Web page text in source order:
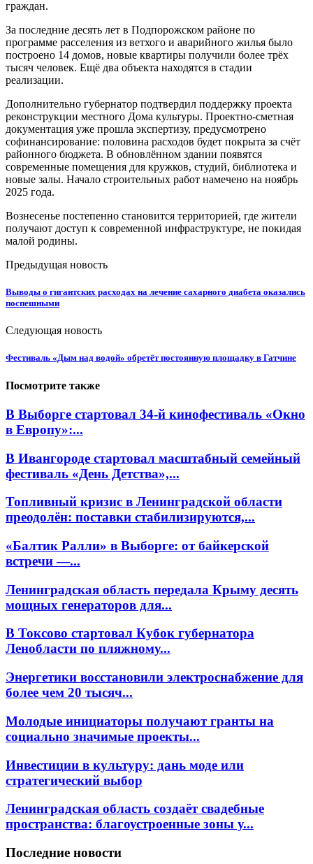
граждан.
За последние десять лет в Подпорожском районе по
программе расселения из ветхого и аварийного жилья было
построено 14 домов, новые квартиры получили более трёх
тысяч человек. Ещё два объекта находятся в стадии
реализации.
Дополнительно губернатор подтвердил поддержку проекта
реконструкции местного Дома культуры. Проектно-сметная
документация уже прошла экспертизу, предусмотрено
софинансирование: половина расходов будет покрыта за счёт
районного бюджета. В обновлённом здании появятся
современные помещения для кружков, студий, библиотека и
новые залы. Начало строительных работ намечено на ноябрь
2025 года.
Вознесенье постепенно становится территорией, где жители
получают доступ к современной инфраструктуре, не покидая
малой родины.
Предыдущая новость
Выводы о гигантских расходах на лечение сахарного диабета оказались
поспешными
Следующая новость
Фестиваль «Дым над водой» обретёт постоянную площадку в Гатчине
Посмотрите также
В Выборге стартовал 34-й кинофестиваль «Окно
в Европу»:...
В Ивангороде стартовал масштабный семейный
фестиваль «День Детства»,...
Топливный кризис в Ленинградской области
преодолён: поставки стабилизируются,...
«Балтик Ралли» в Выборге: от байкерской
встречи —...
Ленинградская область передала Крыму десять
мощных генераторов для...
В Токсово стартовал Кубок губернатора
Ленобласти по пляжному...
Энергетики восстановили электроснабжение для
более чем 20 тысяч...
Молодые инициаторы получают гранты на
социально значимые проекты...
Инвестиции в культуру: дань моде или
стратегический выбор
Ленинградская область создаёт свадебные
пространства: благоустроенные зоны у...
Последние новости